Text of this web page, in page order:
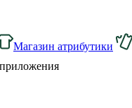
Магазин атрибутики